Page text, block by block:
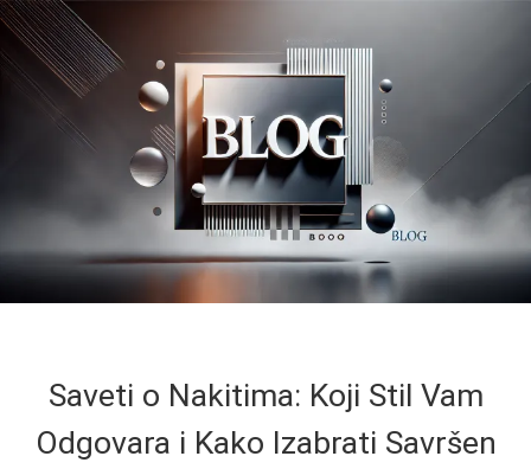
Saveti o Nakitima: Koji Stil Vam
Odgovara i Kako Izabrati Savršen